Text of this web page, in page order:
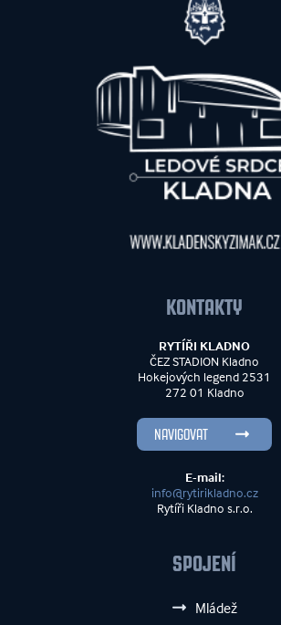
KONTAKTY
RYTÍŘI KLADNO
ČEZ STADION Kladno
Hokejových legend 2531
272 01 Kladno
NAVIGOVAT
E-mail:
info@rytirikladno.cz
Rytíři Kladno s.r.o.
SPOJENÍ
Mládež